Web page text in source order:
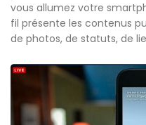
vous allumez votre
fil présente les contenus
de photos, de statuts, de